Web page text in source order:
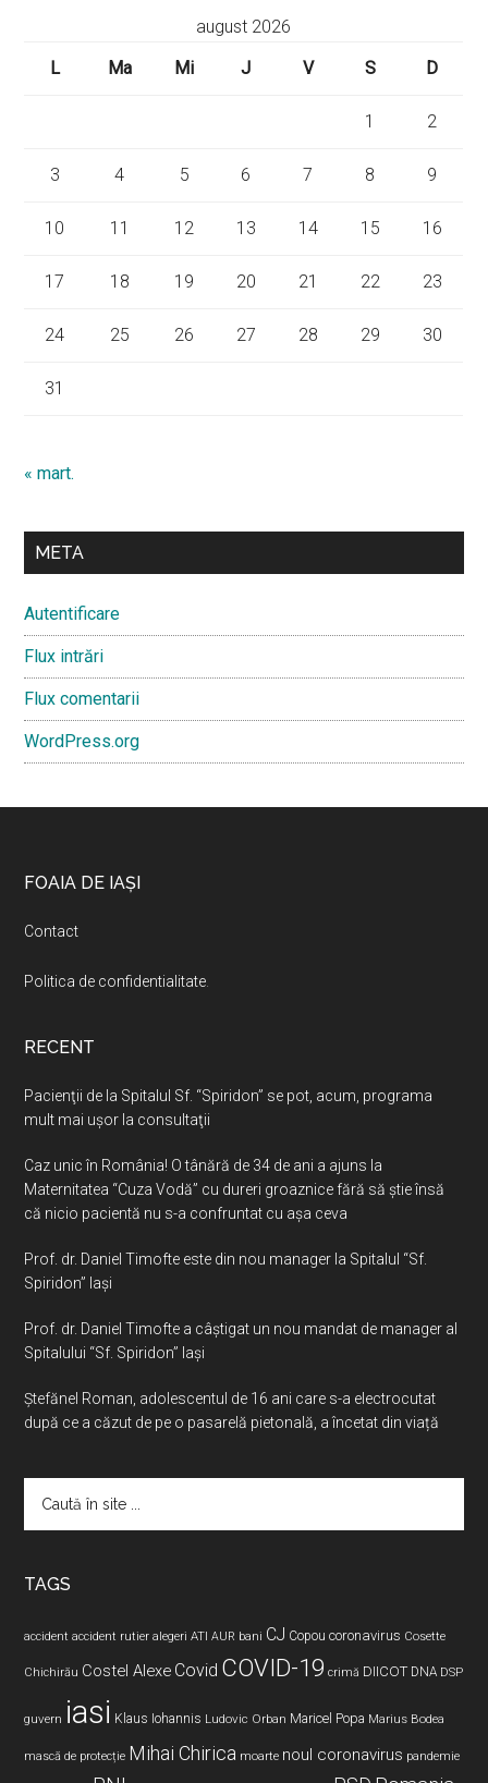
august 2026
L
Ma Mi J V S D
1 2
3 4 5 6 7 8 9
10 11 12 13 14 15 16
17 18 19 20 21 22 23
24 25 26 27 28 29 30
31
« mart.
META
Autentificare
Flux intrări
Flux comentarii
WordPress.org
Footer
FOAIA DE IAȘI
Contact
Politica de confidentialitate
RECENT
Pacienţii de la Spitalul Sf. “Spiridon” se pot, acum, programa
mult mai uşor la consultaţii
Caz unic în România! O tânără de 34 de ani a ajuns la
Maternitatea “Cuza Vodă” cu dureri groaznice fără să ştie însă
că nicio pacientă nu s-a confruntat cu așa ceva
Prof. dr. Daniel Timofte este din nou manager la Spitalul “Sf.
Spiridon” Iaşi
Prof. dr. Daniel Timofte a câștigat un nou mandat de manager al
Spitalului “Sf. Spiridon” Iași
Ştefănel Roman, adolescentul de 16 ani care s-a electrocutat
după ce a căzut de pe o pasarelă pietonală, a încetat din viață
TAGS
accident accident rutier alegeri ATI AUR bani CJ Copou coronavirus Cosette
Chichirău Costel Alexe Covid COVID-19 crimă DIICOT DNA DSP
guvern iasi Klaus Iohannis Ludovic Orban Maricel Popa Marius Bodea
mască de protecție Mihai Chirica moarte noul coronavirus pandemie